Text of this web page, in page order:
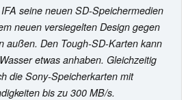
seine neuen SD-Speichermedien
neuen versiegelten Design gegen
außen. Den Tough-SD-Karten kann
etwas anhaben. Gleichzeitig
die Sony-Speicherkarten mit
bis zu 300 MB/s.